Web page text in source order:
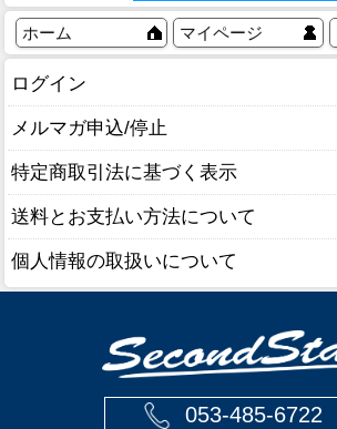
ホーム マイページ
ログイン
メルマガ申込/停止
特定商取引法に基づく表示
送料とお支払い方法について
個人情報の取扱いについて
053-485-6722